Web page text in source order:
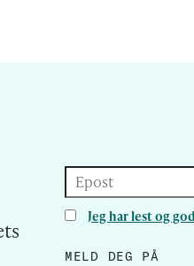
Epost
Jeg har lest og
MELD DEG PÅ